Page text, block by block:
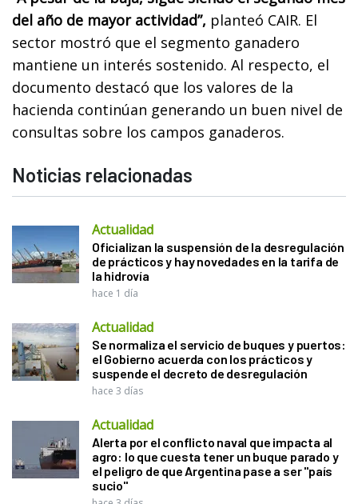
del año de mayor actividad”, planteó CAIR. El
sector mostró que el segmento ganadero
mantiene un interés sostenido. Al respecto, el
documento destacó que los valores de la
hacienda continúan generando un buen nivel de
consultas sobre los campos ganaderos.
Noticias relacionadas
Actualidad
Oficializan la suspensión de la desregulación
de prácticos y hay novedades en la tarifa de
la hidrovía
hace 1 día
Actualidad
Se normaliza el servicio de buques y puertos:
el Gobierno acuerda con los prácticos y
suspende el decreto de desregulación
hace 3 días
Actualidad
Alerta por el conflicto naval que impacta al
agro: lo que cuesta tener un buque parado y
el peligro de que Argentina pase a ser "país
sucio"